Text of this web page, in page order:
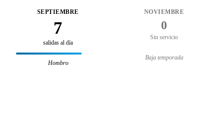
SEPTIEMBRE
7
salidas al día
Hombro
NOVIEMBRE
0
Sin servicio
Baja temporada